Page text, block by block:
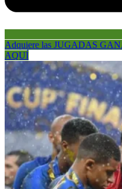
Adquiere las JUGADAS
AQUÍ